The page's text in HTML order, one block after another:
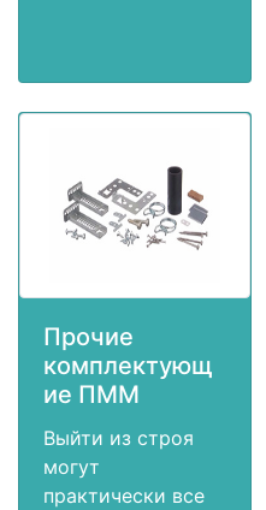
Прочие
комплектующ
ие ПММ
Выйти из строя
могут
практически все